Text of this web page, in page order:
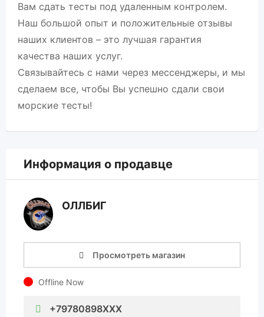
Вам сдать тесты под удаленным контролем.
Наш большой опыт и положительные отзывы
наших клиентов – это лучшая гарантия
качества наших услуг.
Связывайтесь с нами через мессенджеры, и мы
сделаем все, чтобы Вы успешно сдали свои
морские тесты!
Информация о продавце
ОЛЛБИГ
Просмотреть магазин
Offline Now
+79780898XXX